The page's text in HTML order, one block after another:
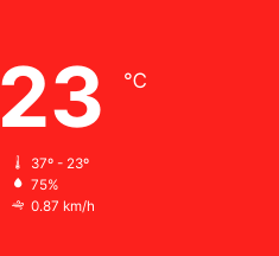
23 ℃
37º - 23º
75%
0.87 km/h